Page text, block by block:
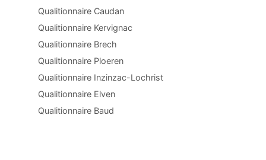
Qualitionnaire Caudan
Qualitionnaire Kervignac
Qualitionnaire Brech
Qualitionnaire Ploeren
Qualitionnaire Inzinzac-Lochrist
Qualitionnaire Elven
Qualitionnaire Baud